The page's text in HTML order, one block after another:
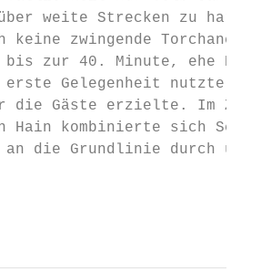
weite Strecken zu
keine zwingende Torchance
bis zur 40. Minute, ehe
erste Gelegenheit nutzte
die Gäste erzielte. Im
Hain kombinierte sich
an die Grundlinie durch